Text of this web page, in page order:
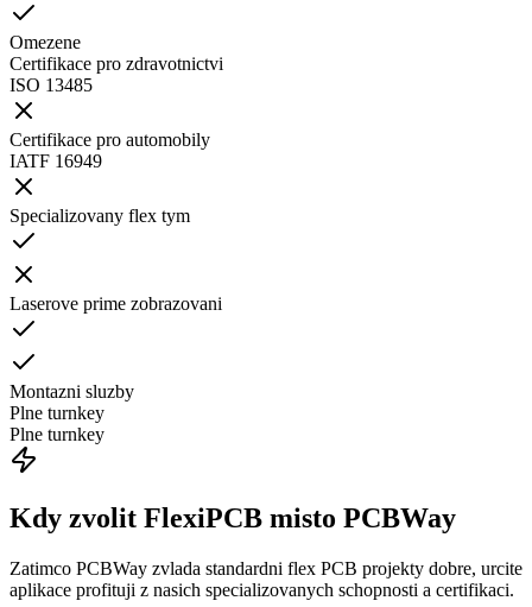
Omezene
Certifikace pro zdravotnictvi
ISO 13485
Certifikace pro automobily
IATF 16949
Specializovany flex tym
Laserove prime zobrazovani
Montazni sluzby
Plne turnkey
Plne turnkey
Kdy zvolit FlexiPCB misto PCBWay
Zatimco PCBWay zvlada standardni flex PCB projekty dobre, urcite
aplikace profituji z nasich specializovanych schopnosti a certifikaci.